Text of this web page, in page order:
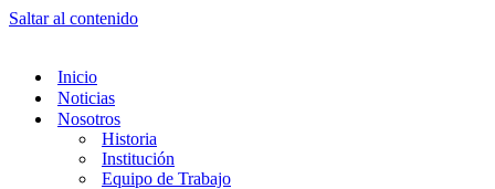
Saltar al contenido
Inicio
Noticias
Nosotros
Historia
Institución
Equipo de Trabajo